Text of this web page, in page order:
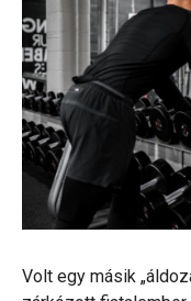
Volt egy másik